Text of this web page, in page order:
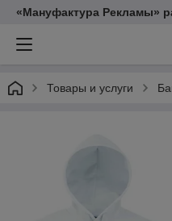
«Мануфактура Рекламы»
Товары и услуги